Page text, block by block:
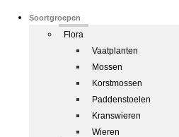
Soortgroepen
Flora
Vaatplanten
Mossen
Korstmossen
Paddenstoelen
Kranswieren
Wieren